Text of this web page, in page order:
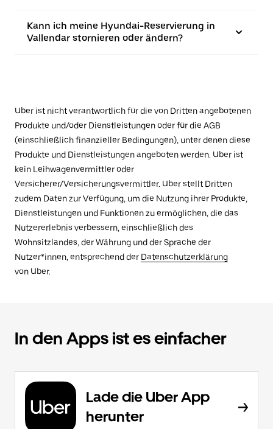
Kann ich meine Hyundai-Reservierung in
Vallendar stornieren oder ändern?
Uber ist nicht verantwortlich für die von Dritten angebotenen
Produkte und/oder Dienstleistungen oder für die AGB
(einschließlich finanzieller Bedingungen), unter denen diese
Produkte und Dienstleistungen angeboten werden. Uber ist
kein Leihwagenvermittler oder
Versicherer/Versicherungsvermittler. Uber stellt Dritten
zudem Daten zur Verfügung, um die Nutzung ihrer Produkte,
Dienstleistungen und Funktionen zu ermöglichen, die das
Nutzererlebnis verbessern, einschließlich des
Wohnsitzlandes, der Währung und der Sprache der
Nutzer*innen, entsprechend der Datenschutzerklärung
von Uber.
In den Apps ist es einfacher
Lade die Uber App
herunter